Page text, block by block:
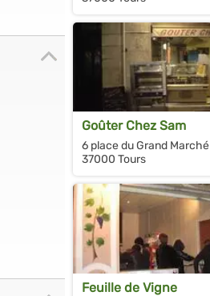
Goûter Chez Sam
6 place du Grand Marché
37000 Tours
Feuille de Vigne